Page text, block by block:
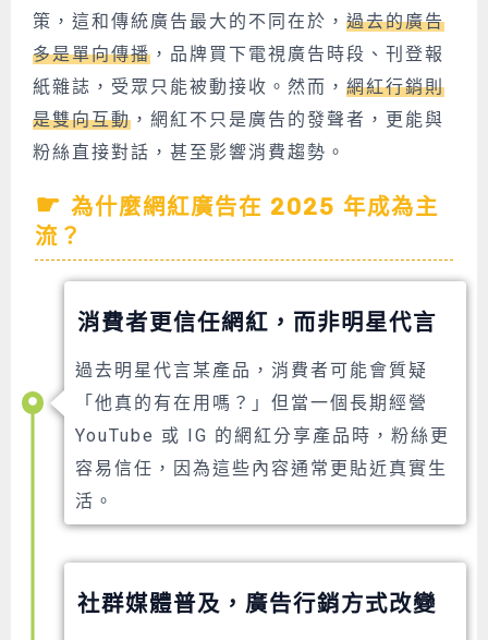
策，這和傳統廣告最大的不同在於， 過去的廣告
多是單向傳播 ，品牌買下電視廣告時段、刊登報
紙雜誌，受眾只能被動接收。然而， 網紅行銷則
是雙向互動 ，網紅不只是廣告的發聲者，更能與
粉絲直接對話，甚至影響消費趨勢。
為什麼網紅廣告在 2025 年成為主
流？
消費者更信任網紅，而非明星代言
過去明星代言某產品，消費者可能會質疑
「他真的有在用嗎？」但當一個長期經營
YouTube 或 IG 的網紅分享產品時，粉絲更
容易信任，因為這些內容通常更貼近真實生
活。
社群媒體普及，廣告行銷方式改變